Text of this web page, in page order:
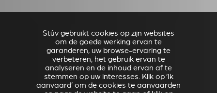
Stûv gebruikt cookies op zijn websites
om de goede werking ervan te
garanderen, uw browse-ervaring te
verbeteren, het gebruik ervan te
analyseren en de inhoud ervan af te
stemmen op uw interesses. Klik op ‘Ik
aanvaard’ om de cookies te aanvaarden